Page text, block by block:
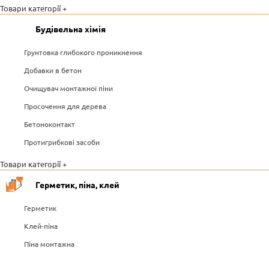
Товари категорії +
Будівельна хімія
Грунтовка глибокого проникнення
Добавки в бетон
Очищувач монтажної піни
Просочення для дерева
Бетоноконтакт
Протигрибкові засоби
Товари категорії +
Герметик, піна, клей
Герметик
Клей-піна
Піна монтажна